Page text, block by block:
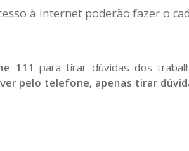
à internet poderão fazer o
111 para tirar dúvidas dos
pelo telefone, apenas tirar